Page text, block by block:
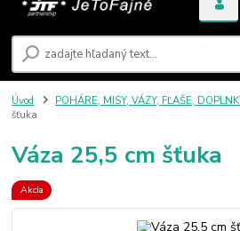
Úvod POHÁRE, MISY, VÁZY, FĽAŠE,
šťuka
Váza 25,5 cm šťuka
Akcia